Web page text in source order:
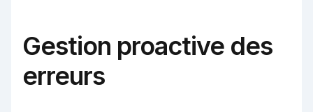
Gestion proactive des
erreurs